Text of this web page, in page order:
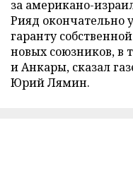
за американо-
Рияд окончательно
гаранту
новых союзников, в
и Анкары, сказал
Юрий Лямин.